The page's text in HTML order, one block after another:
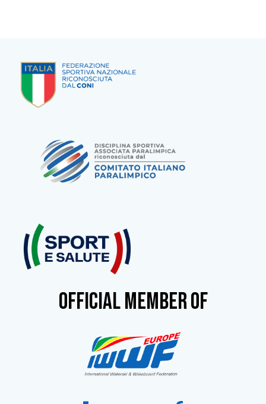
OFFICIAL MEMBER OF